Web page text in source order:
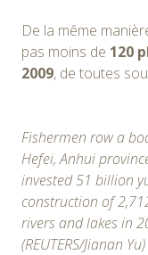
De la même
pas moins de 120
2009, de toutes
Fishermen row a
Hefei, Anhui
invested 51 billion
construction of
rivers and lakes in
(REUTERS/Jianan Yu)